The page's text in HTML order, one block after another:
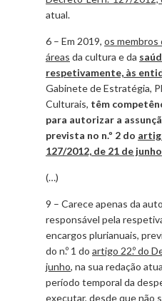
atual.
6 – Em 2019, os membros
áreas da cultura e da
respetivamente, às
Gabinete de Estratégia,
Culturais, têm
para autorizar a
prevista no n.º 2 do
127/2012, de 21 de junho
(…)
9 – Carece apenas da
responsável pela
encargos plurianuais,
do n.º 1 do artigo 22.º do
junho, na sua redação
período temporal da
executar, desde que não